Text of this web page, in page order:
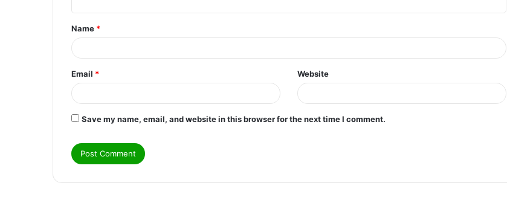
t
*
Name *
Email * Website
Save my name, email, and website in this browser for the next time I comment.